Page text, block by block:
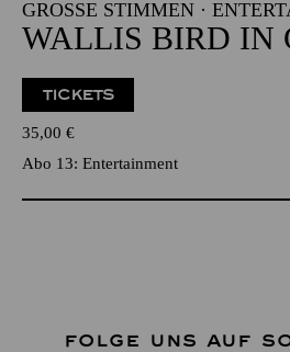
GROSSE STIMMEN ·
WALLIS BIRD IN
TICKETS
35,00 €
Abo 13: Entertainment
FOLGE UNS AUF